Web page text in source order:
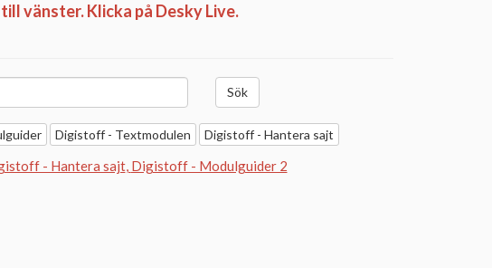
vänster. Klicka på Desky Live.
Digistoff - Textmodulen Digistoff - Hantera sajt
- Hantera sajt Digistoff - Modulguider 2